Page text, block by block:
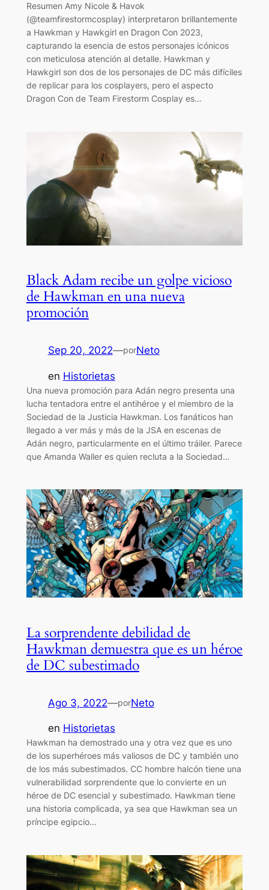
Resumen Amy Nicole & Havok
(@teamfirestormcosplay) interpretaron brillantemente
a Hawkman y Hawkgirl en Dragon Con 2023,
capturando la esencia de estos personajes icónicos
con meticulosa atención al detalle. Hawkman y
Hawkgirl son dos de los personajes de DC más difíciles
de replicar para los cosplayers, pero el aspecto
Dragon Con de Team Firestorm Cosplay es…
Black Adam recibe un golpe vicioso
de Hawkman en una nueva
promoción
Sep 20, 2022—porNeto
en Historietas
Una nueva promoción para Adán negro presenta una
lucha tentadora entre el antihéroe y el miembro de la
Sociedad de la Justicia Hawkman. Los fanáticos han
llegado a ver más y más de la JSA en escenas de
Adán negro, particularmente en el último tráiler. Parece
que Amanda Waller es quien recluta a la Sociedad…
La sorprendente debilidad de
Hawkman demuestra que es un héroe
de DC subestimado
Ago 3, 2022—porNeto
en Historietas
Hawkman ha demostrado una y otra vez que es uno
de los superhéroes más valiosos de DC y también uno
de los más subestimados. CC hombre halcón tiene una
vulnerabilidad sorprendente que lo convierte en un
héroe de DC esencial y subestimado. Hawkman tiene
una historia complicada, ya sea que Hawkman sea un
príncipe egipcio…